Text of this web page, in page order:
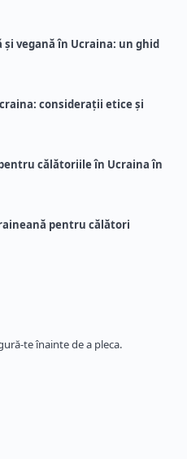
vegană în Ucraina: un ghid
considerații etice și
călătoriile în Ucraina în
pentru călători
te înainte de a pleca.